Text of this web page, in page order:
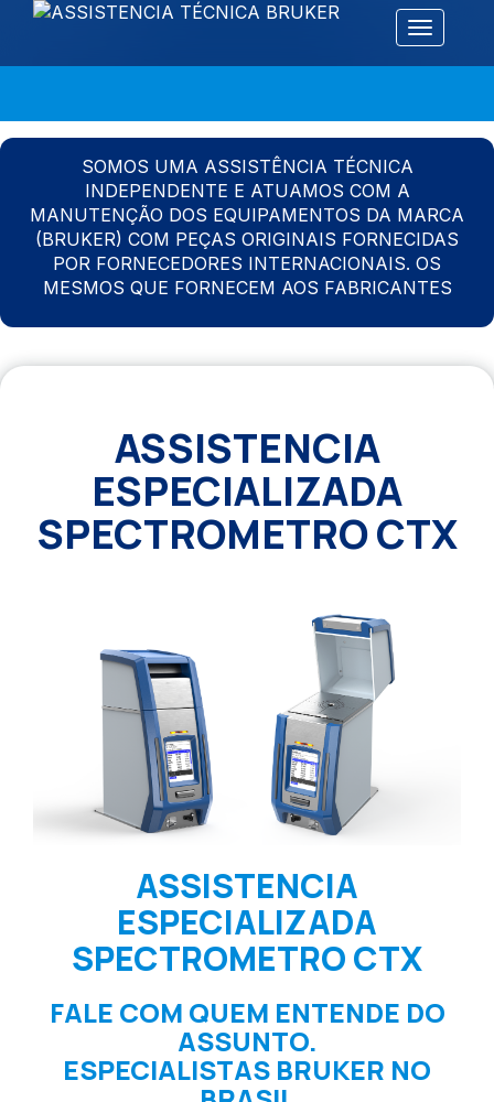
Alternar
SOMOS UMA ASSISTÊNCIA TÉCNICA
INDEPENDENTE E ATUAMOS COM A
MANUTENÇÃO DOS EQUIPAMENTOS DA MARCA
(BRUKER) COM PEÇAS ORIGINAIS FORNECIDAS
POR FORNECEDORES INTERNACIONAIS. OS
MESMOS QUE FORNECEM AOS FABRICANTES
ASSISTENCIA
ESPECIALIZADA
SPECTROMETRO CTX
ASSISTENCIA
ESPECIALIZADA
SPECTROMETRO CTX
FALE COM QUEM ENTENDE DO
ASSUNTO.
ESPECIALISTAS BRUKER NO